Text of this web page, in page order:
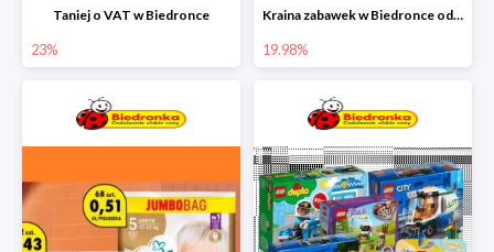
Taniej o VAT w Biedronce
23%
Kraina zabawek w Biedronce od 19,99 zł
19.98%